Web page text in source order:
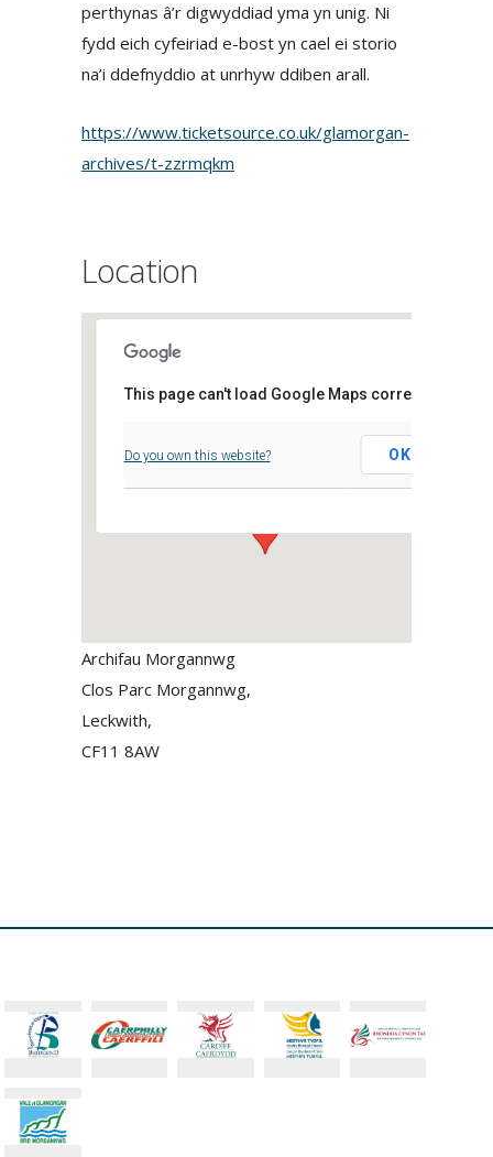
perthynas â’r digwyddiad yma yn unig. Ni
fydd eich cyfeiriad e-bost yn cael ei storio
na’i ddefnyddio at unrhyw ddiben arall.
https://www.ticketsource.co.uk/glamorgan-
archives/t-zzrmqkm
Location
Clos Parc Morgannwg, - Leckwith,
This page can't load Google Maps correctly.
Do you own this website? OK
Archifau Morgannwg
Clos Parc Morgannwg,
Leckwith,
CF11 8AW